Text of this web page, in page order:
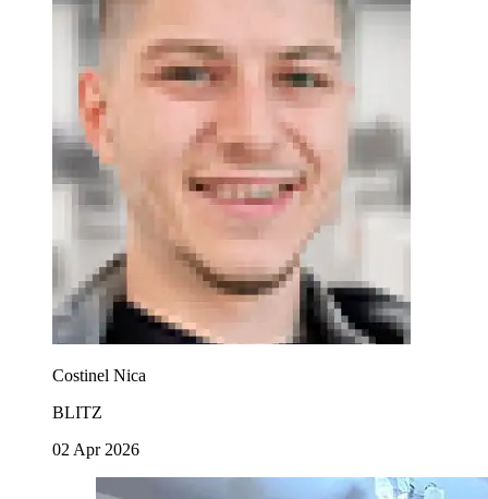
Costinel Nica
BLITZ
02 Apr 2026